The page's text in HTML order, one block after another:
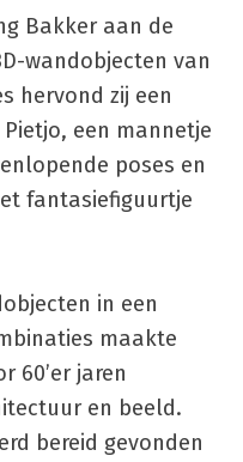
Bakker aan de
wandobjecten van
hervond zij een
een mannetje
poses en
fantasiefiguurtje
in een
maakte
60’er jaren
en beeld.
bereid gevonden